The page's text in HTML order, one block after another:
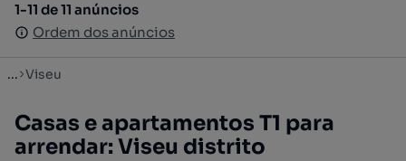
1-11 de 11 anúncios
Ordem dos anúncios
1-11 de 11 anúncios
Ordem dos anúncios
... Viseu
Casas e apartamentos T1 para
arrendar: Viseu distrito